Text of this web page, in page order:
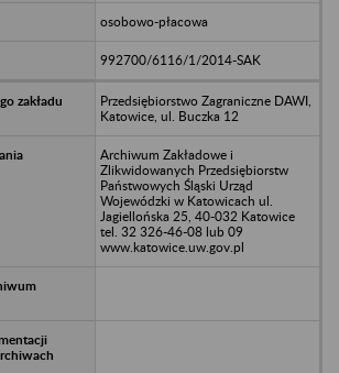
osobowo-płacowa
992700/6116/1/2014-SAK
Przedsiębiorstwo Zagraniczne DAWI,
Katowice, ul. Buczka 12
Archiwum Zakładowe i
Zlikwidowanych Przedsiębiorstw
Państwowych Śląski Urząd
Wojewódzki w Katowicach ul.
Jagiellońska 25, 40-032 Katowice
tel. 32 326-46-08 lub 09
www.katowice.uw.gov.pl